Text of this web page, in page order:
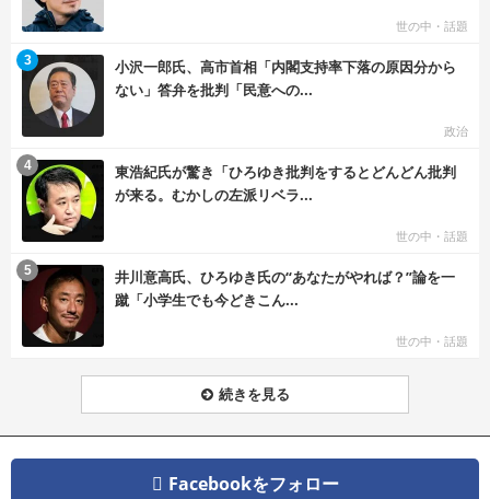
世の中・話題
小沢一郎氏、高市首相「内閣支持率下落の原因分から
ない」答弁を批判「民意への...
政治
3
東浩紀氏が驚き「ひろゆき批判をするとどんどん批判
が来る。むかしの左派リベラ...
世の中・話題
4
井川意高氏、ひろゆき氏の“あなたがやれば？”論を一
蹴「小学生でも今どきこん...
世の中・話題
5
続きを見る
Facebookをフォロー